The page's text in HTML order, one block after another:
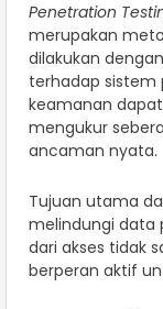
Penetration
merupakan
dilakukan
terhadap sistem
keamanan
mengukur
ancaman nyata.
Tujuan utama
melindungi data
dari akses tidak
berperan aktif